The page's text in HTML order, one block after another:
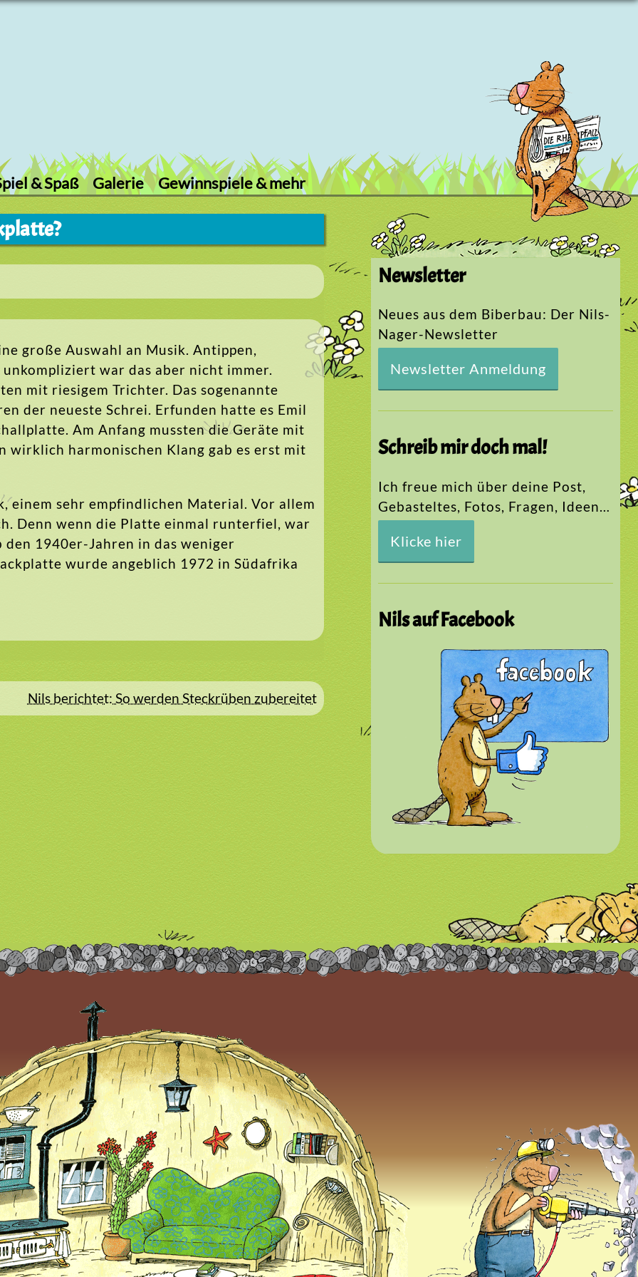
& Spaß Galerie Gewinnspiele & mehr
große Auswahl an Musik. Antippen,
war das aber nicht immer.
mit riesigem Trichter. Das sogenannte
der neueste Schrei. Erfunden hatte es Emil
Am Anfang mussten die Geräte mit
wirklich harmonischen Klang gab es erst mit
einem sehr empfindlichen Material. Vor allem
Denn wenn die Platte einmal runterfiel, war
1940er-Jahren in das weniger
wurde angeblich 1972 in Südafrika
Nils berichtet: So werden Steckrüben zubereitet
Newsletter
Neues aus dem Biberbau: Der Nils-
Nager-Newsletter
Newsletter Anmeldung
Schreib mir doch mal!
Ich freue mich über deine Post,
Gebasteltes, Fotos, Fragen, Ideen…
Klicke hier
Nils auf Facebook